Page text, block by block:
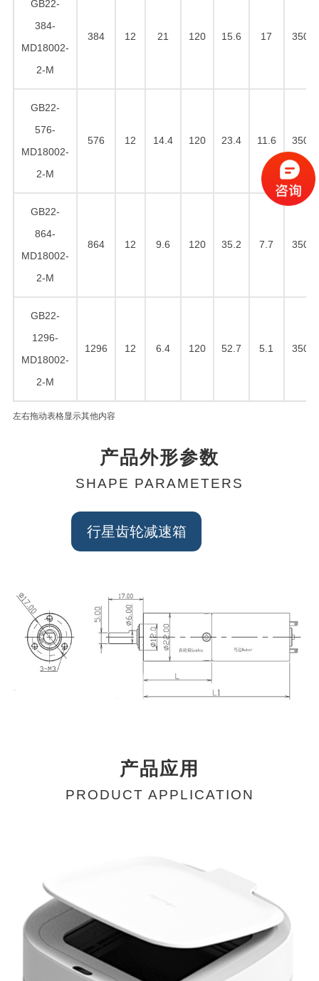
GB22-
384-
MD18002-
2-M
384 12 21 120 15.6 17 350
GB22-
576-
MD18002-
2-M
576 12 14.4 120 23.4 11.6 350
GB22-
864-
MD18002-
2-M
864 12 9.6 120 35.2 7.7 350
GB22-
1296-
MD18002-
2-M
1296 12 6.4 120 52.7 5.1 350
左右拖动表格显示其他内容
产品外形参数
SHAPE PARAMETERS
行星齿轮减速箱
产品应用
PRODUCT APPLICATION